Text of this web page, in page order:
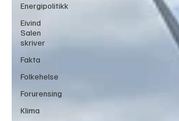
Energipolitikk
Eivind
Salen
skriver
Fakta
Folkehelse
Forurensing
Klima